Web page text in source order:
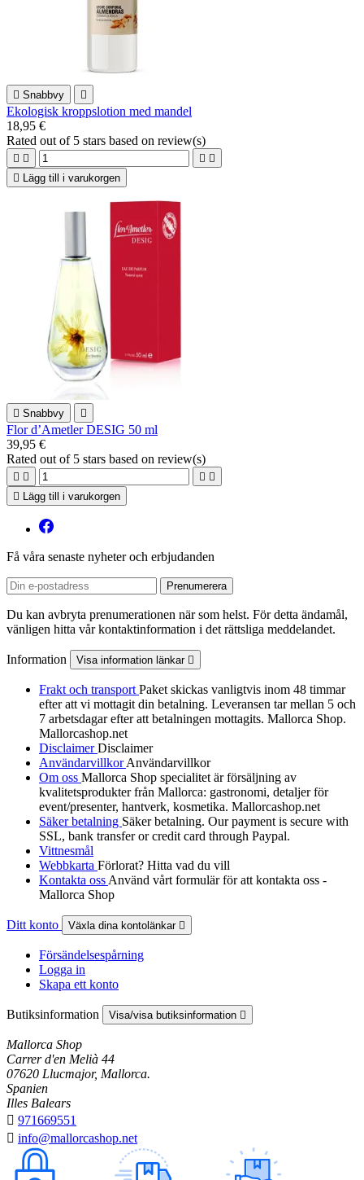
 Snabbvy 
Ekologisk kroppslotion med mandel
18,95 €
Rated out of 5 stars based on review(s)
   
 Lägg till i varukorgen
 Snabbvy 
Flor d’Ametler DESIG 50 ml
39,95 €
Rated out of 5 stars based on review(s)
   
 Lägg till i varukorgen
Få våra senaste nyheter och erbjudanden
Du kan avbryta prenumerationen när som helst. För detta ändamål,
vänligen hitta vår kontaktinformation i det rättsliga meddelandet.
Information Visa information länkar 
Frakt och transport Paket skickas vanligtvis inom 48 timmar
efter att vi mottagit din betalning. Leveransen tar mellan 5 och
7 arbetsdagar efter att betalningen mottagits. Mallorca Shop.
Mallorcashop.net
DisclaimerDisclaimer
AnvändarvillkorAnvändarvillkor
Om oss Mallorca Shop specialitet är försäljning av
kvalitetsprodukter från Mallorca: gastronomi, detaljer för
event/presenter, hantverk, kosmetika. Mallorcashop.net
Säker betalning Säker betalning. Our payment is secure with
SSL, bank transfer or credit card through Paypal.
Vittnesmål
Webbkarta Förlorat? Hitta vad du vill
Kontakta oss Använd vårt formulär för att kontakta oss -
Mallorca Shop
Ditt konto Växla dina kontolänkar 
Försändelsespårning
Logga in
Skapa ett konto
Butiksinformation Visa/visa butiksinformation 
Mallorca Shop
Carrer d'en Melià 44
07620 Llucmajor, Mallorca.
Spanien
Illes Balears
 971669551
 info@mallorcashop.net